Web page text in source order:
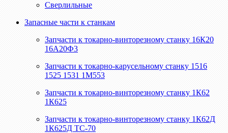
Сверлильные
Запасные части к станкам
Запчасти к токарно-винторезному станку 16К20
16А20Ф3
Запчасти к токарно-карусельному станку 1516
1525 1531 1М553
Запчасти к токарно-винторезному станку 1К62
1К625
Запчасти к токарно-винторезному станку 1К62Д
1К625Д ТС-70